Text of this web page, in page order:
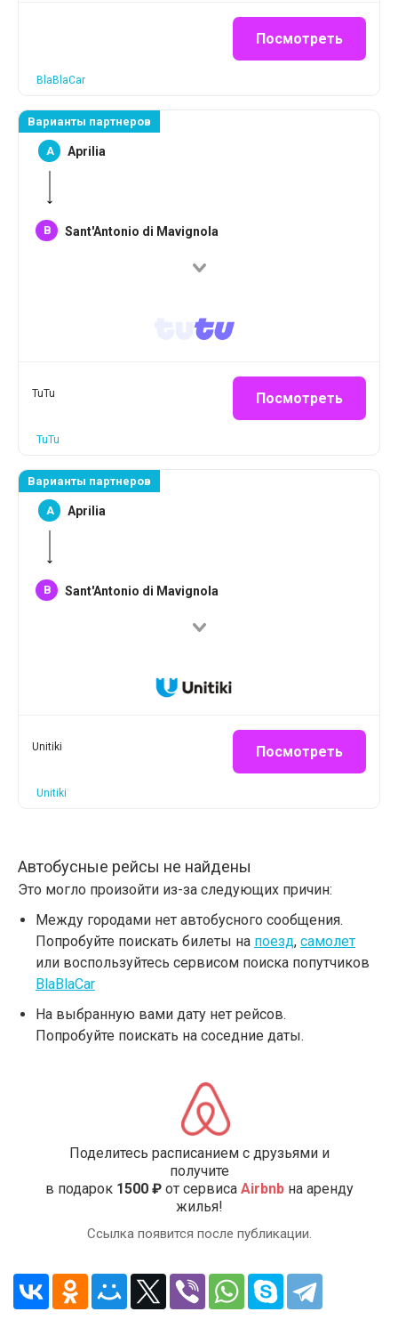
Посмотреть
BlaBlaCar
Варианты партнеров
A Aprilia
B Sant'Antonio di Mavignola
TuTu Посмотреть
TuTu
Варианты партнеров
A Aprilia
B Sant'Antonio di Mavignola
Unitiki Посмотреть
Unitiki
Автобусные рейсы не найдены
Это могло произойти из-за следующих причин:
Между городами нет автобусного сообщения.
Попробуйте поискать билеты на поезд, самолет
или воспользуйтесь сервисом поиска попутчиков
BlaBlaCar
На выбранную вами дату нет рейсов.
Попробуйте поискать на соседние даты.
Поделитесь расписанием с друзьями и
получите
в подарок 1500 ₽от сервиса Airbnbна аренду
жилья!
Ссылка появится после публикации.